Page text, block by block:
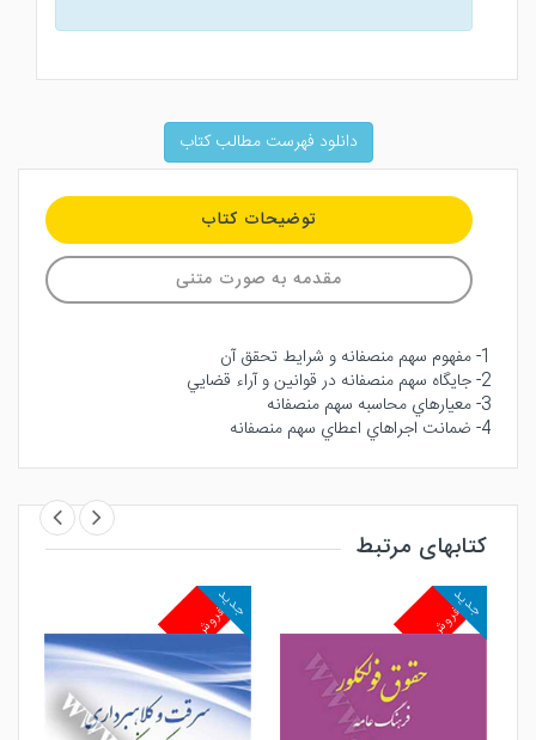
دانلود فهرست مطالب کتاب
توضیحات کتاب
مقدمه به صورت متنی
1- مفهوم سهم منصفانه و شرايط تحقق آن
2- جايگاه سهم منصفانه در قوانين و آراء قضايي
3- معيارهاي محاسبه سهم منصفانه
4- ضمانت اجراهاي اعطاي سهم منصفانه
کتابهای مرتبط
پرفروش
جدید پرفروش
جدید